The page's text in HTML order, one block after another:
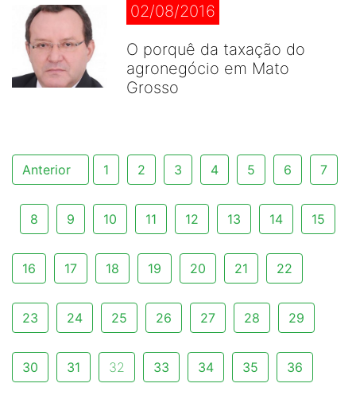
02/08/2016
O porquê da taxação do
agronegócio em Mato
Grosso
Anterior 1 2 3 4 5 6 7
8 9 10 11 12 13 14 15
16 17 18 19 20 21 22
23 24 25 26 27 28 29
30 31 32 33 34 35 36